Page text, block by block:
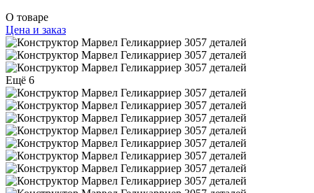
О товаре
Цена и заказ
Ещё 6